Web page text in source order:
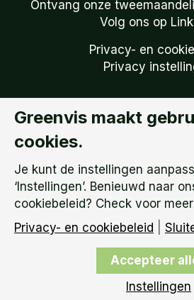
Ontvang onze
Volg ons op
Privacy- en
Privacy
Copyright © 2026Greenvis |
BTW Nummer: NL
Greenvis maakt
cookies.
Je kunt de instellingen
‘Instellingen’. Benieuwd naar
cookiebeleid? Check voor
Privacy- en cookiebeleid
Accepteer
Instellingen